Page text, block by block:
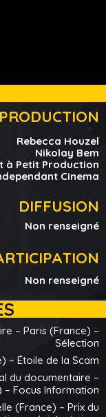
PRODUCTION
Rebecca Houzel
Nikolay Bem
à Petit Production
Cinema
DIFFUSION
Non renseigné
Non renseigné
– Paris (France) –
Sélection
– Étoile de la Scam
du documentaire –
– Focus Information
(France) – Prix du